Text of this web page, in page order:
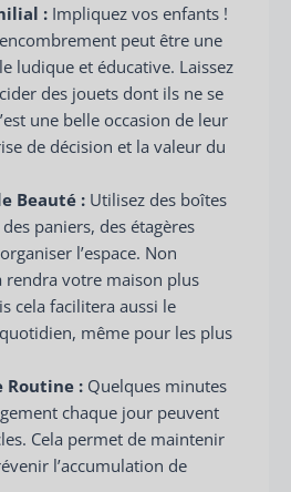
:Impliquez vos enfants !
peut être une
ludique et éducative. Laissez
des jouets dont ils ne se
une belle occasion de leur
de décision et la valeur du
Beauté :Utilisez des boîtes
paniers, des étagères
l’espace. Non
rendra votre maison plus
cela facilitera aussi le
même pour les plus
Routine :Quelques minutes
chaque jour peuvent
Cela permet de maintenir
l’accumulation de